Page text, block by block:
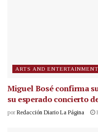
ARTS AND ENTERTAINMENT
Miguel Bosé confirma
su esperado concierto
por Redacción Diario La Página